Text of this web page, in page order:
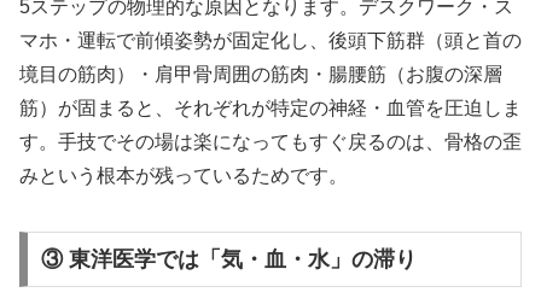
5ステップの物理的な原因となります。デスクワーク・ス
マホ・運転で前傾姿勢が固定化し、後頭下筋群（頭と首の
境目の筋肉）・肩甲骨周囲の筋肉・腸腰筋（お腹の深層
筋）が固まると、それぞれが特定の神経・血管を圧迫しま
す。手技でその場は楽になってもすぐ戻るのは、骨格の歪
みという根本が残っているためです。
③ 東洋医学では「気・血・水」の滞り